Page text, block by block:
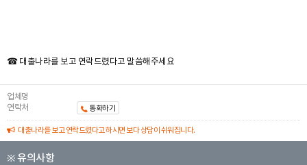
☎ 대출나라를 보고 연락드렸다고 말씀해주세요
업체명
연락처
통화하기
대출나라를 보고 연락드렸다고 하시면 보다 상담이 쉬워집니다.
※ 유의사항